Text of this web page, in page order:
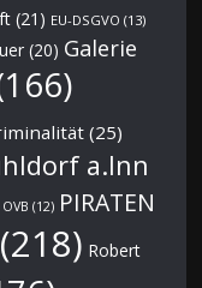
(21) EU-DSGVO (13)
(20) Galerie
(25)
a.Inn
OVB (12) PIRATEN
(218) Robert